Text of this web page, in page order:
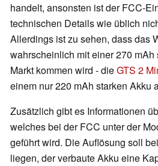
handelt, ansonsten ist der FCC-
technischen Details wie üblich
Allerdings ist zu sehen, dass das
wahrscheinlich mit einer 270 mAh
Markt kommen wird - dieGTS 2
einem nur 220 mAh starken Akku
Zusätzlich gibt es Informationen
welches bei der FCC unter der
geführt wird. Die Auflösung soll
liegen, der verbaute Akku eine